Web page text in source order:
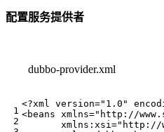
配置服务提供者
dubbo-provider.xml
<?xml version="1.0"
<beans xmlns="http://
xmlns:xsi="http://